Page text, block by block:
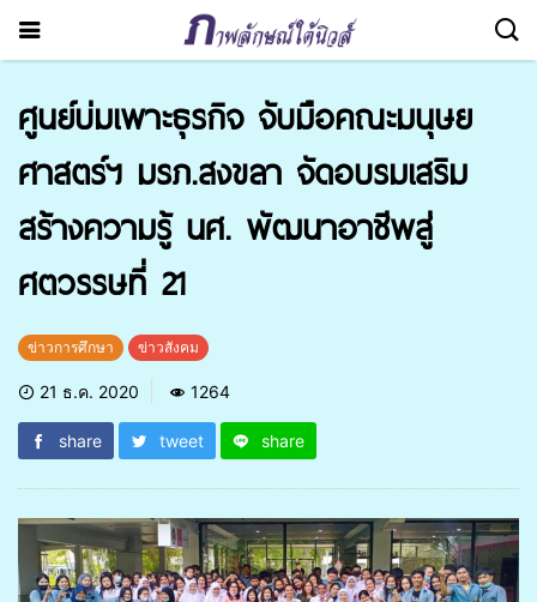
ศูนย์บ่มเพาะธุรกิจ จับมือคณะมนุษย
ศาสตร์ฯ มรภ.สงขลา จัดอบรมเสริม
สร้างความรู้ นศ. พัฒนาอาชีพสู่
ศตวรรษที่ 21
ข่าวการศึกษา ข่าวสังคม
21 ธ.ค. 2020 1264
share tweet share